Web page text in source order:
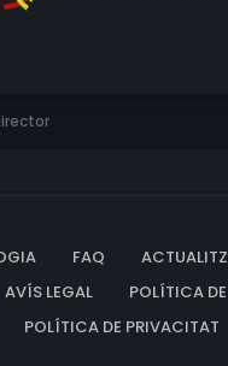
FAQ
AVÍS LEGAL
POLÍTICA
POLÍTICA DE PRIVACITAT